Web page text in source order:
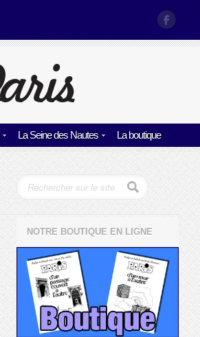
La Seine des Nautes La boutique
NOTRE BOUTIQUE EN LIGNE